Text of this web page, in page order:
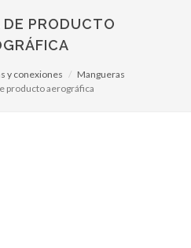
PRODUCTO
y conexiones
Mangueras
producto aerográfica